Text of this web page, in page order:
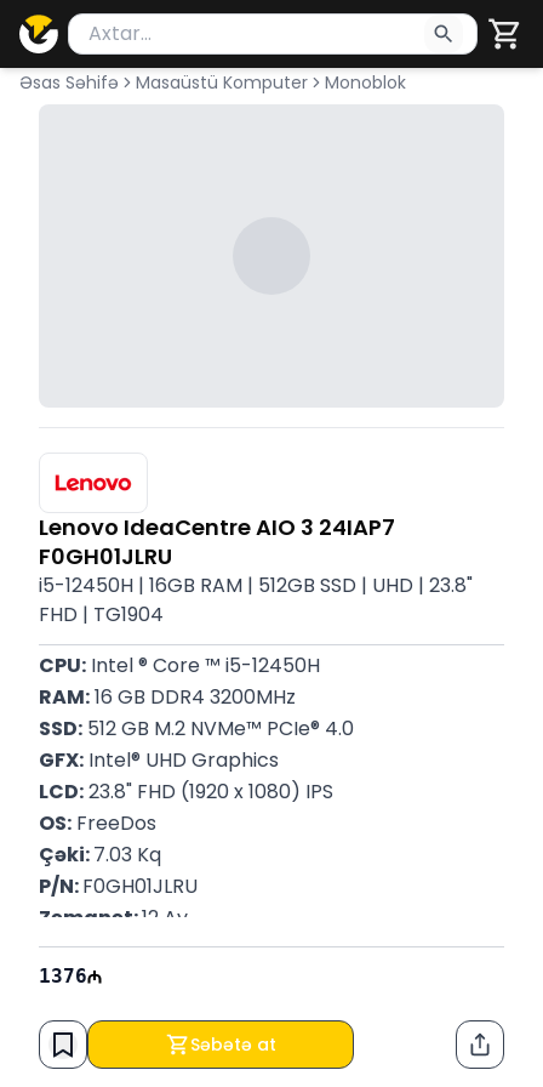
Məhsul axtar
Axtarış üçün ən azı 2 simvol yazın. Göndərmək
Əsas Səhifə Masaüstü Komputer Monoblok
Lenovo IdeaCentre AIO 3 24IAP7
F0GH01JLRU
i5-12450H | 16GB RAM | 512GB SSD | UHD | 23.8"
FHD | TG1904
CPU: Intel ® Core ™ i5-12450H
RAM: 16 GB DDR4 3200MHz
SSD: 512 GB M.2 NVMe™ PCIe® 4.0
GFX: Intel® UHD Graphics
LCD: 23.8" FHD (1920 x 1080) IPS
OS: FreeDos
Çəki: 7.03 Kq
P/N: F0GH01JLRU
Zəmanət: 12 Ay
1376
Səbətə at